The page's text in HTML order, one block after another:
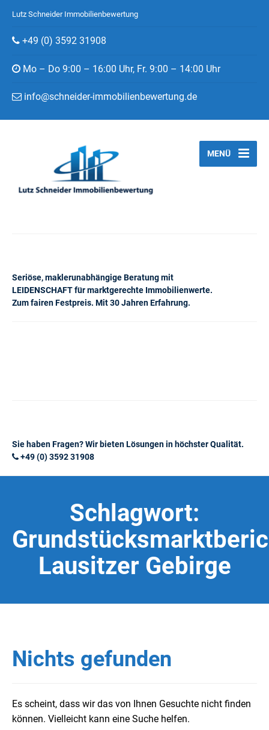
Lutz Schneider Immobilienbewertung
+49 (0) 3592 31908
Mo – Do 9:00 – 16:00 Uhr, Fr. 9:00 – 14:00 Uhr
info@schneider-immobilienbewertung.de
Seriöse, maklerunabhängige Beratung mit
LEIDENSCHAFT für marktgerechte Immobilienwerte.
Zum fairen Festpreis. Mit 30 Jahren Erfahrung.
MENÜ
Sie haben Fragen? Wir bieten Lösungen in höchster Qualität.
+49 (0) 3592 31908
Schlagwort:
Lausitzer Gebirge
Nichts gefunden
Es scheint, dass wir das von Ihnen Gesuchte nicht finden
können. Vielleicht kann eine Suche helfen.